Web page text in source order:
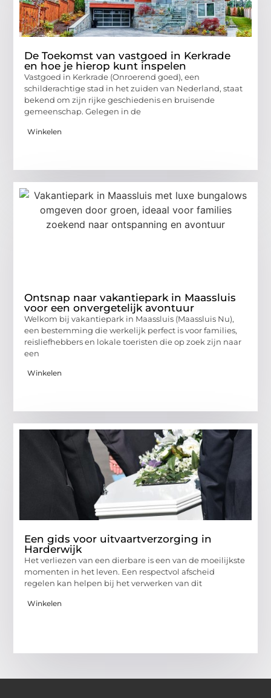
De Toekomst van vastgoed in Kerkrade
en hoe je hierop kunt inspelen
Vastgoed in Kerkrade (Onroerend goed), een
schilderachtige stad in het zuiden van Nederland, staat
bekend om zijn rijke geschiedenis en bruisende
gemeenschap. Gelegen in de
Winkelen
Ontsnap naar vakantiepark in Maassluis
voor een onvergetelijk avontuur
Welkom bij vakantiepark in Maassluis (Maassluis Nu),
een bestemming die werkelijk perfect is voor families,
reisliefhebbers en lokale toeristen die op zoek zijn naar
een
Winkelen
Een gids voor uitvaartverzorging in
Harderwijk
Het verliezen van een dierbare is een van de moeilijkste
momenten in het leven. Een respectvol afscheid
regelen kan helpen bij het verwerken van dit
Winkelen